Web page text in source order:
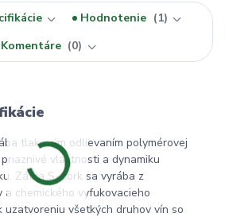
Hodnotenie
1
Komentáre
0
tlakovým odlievaním polymérovej
vlastnosti a dynamiku
Zátka S-Cork sa vyrába z
chemického vyfukovacieho
uzatvoreniu všetkých druhov vín so